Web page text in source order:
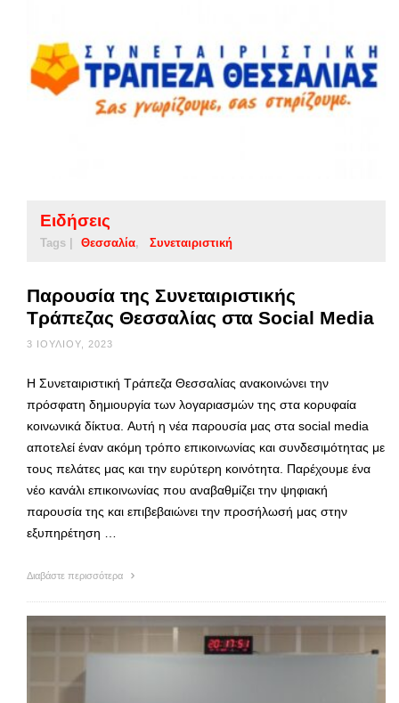
Ειδήσεις
Tags | Θεσσαλία Συνεταιριστική
Παρουσία της Συνεταιριστικής
Τράπεζας Θεσσαλίας στα Social Media
3 ΙΟΥΛΊΟΥ, 2023
Η Συνεταιριστική Τράπεζα Θεσσαλίας ανακοινώνει την
πρόσφατη δημιουργία των λογαριασμών της στα κορυφαία
κοινωνικά δίκτυα. Αυτή η νέα παρουσία μας στα social media
αποτελεί έναν ακόμη τρόπο επικοινωνίας και συνδεσιμότητας με
τους πελάτες μας και την ευρύτερη κοινότητα. Παρέχουμε ένα
νέο κανάλι επικοινωνίας που αναβαθμίζει την ψηφιακή
παρουσία της και επιβεβαιώνει την προσήλωσή μας στην
εξυπηρέτηση …
Διαβάστε περισσότερα